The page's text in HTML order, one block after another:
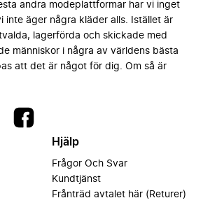
andra modeplattformar har vi inget
inte äger några kläder alls. Istället är
lagerförda och skickade med
människor i några av världens bästa
att det är något för dig. Om så är
Hjälp
Frågor Och Svar
Kundtjänst
Frånträd avtalet här (Returer)